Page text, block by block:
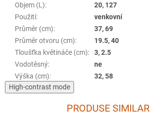
Objem (L):
20, 127
Použití:
venkovní
Průměr (cm):
37, 69
Průměr otvoru (cm):
19.5, 40
Tloušťka květináče (cm):
3, 2.5
Vodotěsný:
ne
Výška (cm):
32, 58
High-contrast mode
PRODUSE